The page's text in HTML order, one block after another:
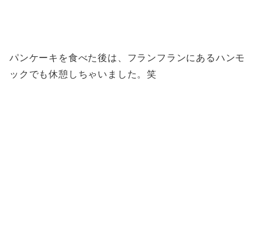
パンケーキを食べた後は、フランフランにあるハンモ
ックでも休憩しちゃいました。笑